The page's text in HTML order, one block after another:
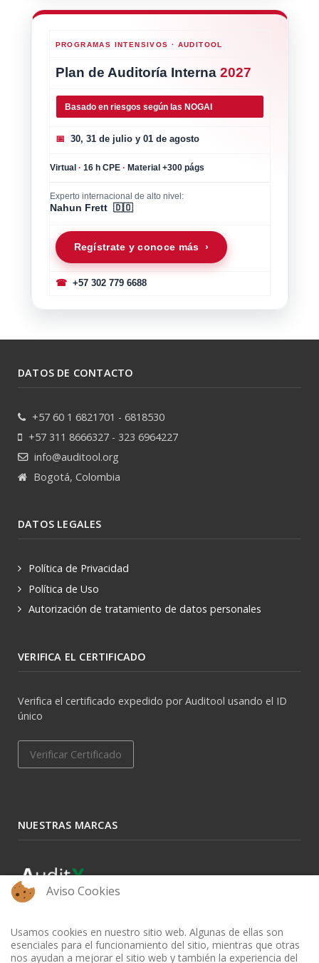
PROGRAMAS INTENSIVOS · AUDITOOL
Plan de Auditoría Interna 2027
Basado en riesgos según las NOGAI
📅 30, 31 de julio y 01 de agosto
Virtual · 16 h CPE · Material +300 págs
Experto internacional de alto nivel:
Nahun Frett 🇩🇴
Regístrate y conoce más ›
☎+57 302 779 6688
DATOS DE CONTACTO
+57 60 1 6821701 - 6818530
+57 311 8666327 - 323 6964227
info@auditool.org
Bogotá, Colombia
DATOS LEGALES
Política de Privacidad
Política de Uso
Autorización de tratamiento de datos personales
VERIFICA EL CERTIFICADO
Verifica el certificado expedido por Auditool usando el ID
único
Verificar Certificado
NUESTRAS MARCAS
Aviso Cookies
Usamos cookies en nuestro sitio web. Algunas de ellas son
esenciales para el funcionamiento del sitio, mientras que otras
nos ayudan a mejorar el sitio web y también la experiencia del